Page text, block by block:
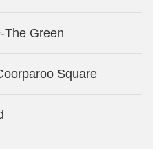
The Green
Square